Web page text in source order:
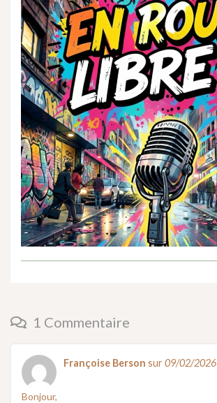
1 Commentaire
Françoise Berson sur 09/02/2026
Bonjour,